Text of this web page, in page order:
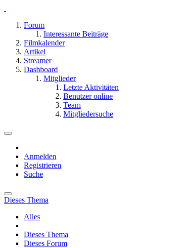
Forum
Interessante Beiträge
Filmkalender
Artikel
Streamer
Dashboard
Mitglieder
Letzte Aktivitäten
Benutzer online
Team
Mitgliedersuche
Anmelden
Registrieren
Suche
Dieses Thema
Alles
Dieses Thema
Dieses Forum